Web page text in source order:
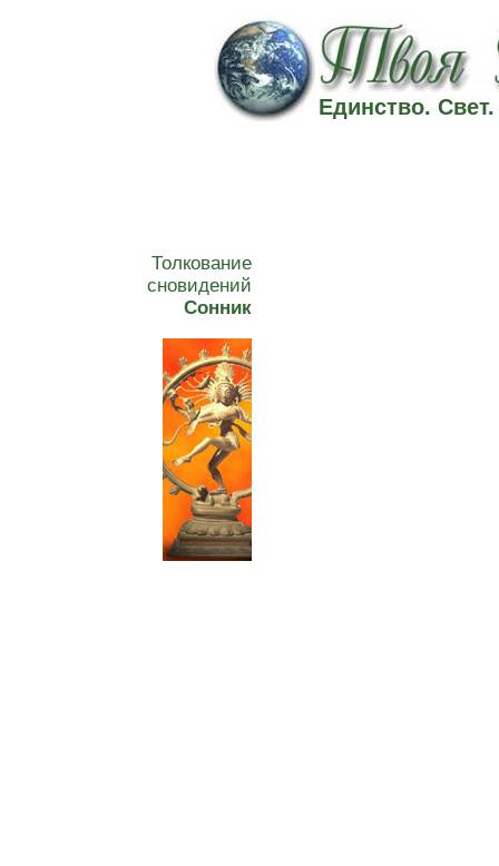
Единство.
Толкование
сновидений
Сонник